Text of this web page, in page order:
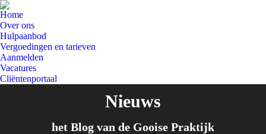
Home
Over ons
Hulpaanbod
Vergoedingen en tarieven
Aanmelden
Vacatures
Cliëntenportaal
Nieuws
het Blog van de Gooise Praktijk